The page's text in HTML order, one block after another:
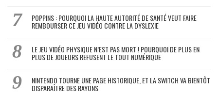
POPPINS : POURQUOI LA HAUTE AUTORITÉ DE SANTÉ VEUT FAIRE
REMBOURSER CE JEU VIDÉO CONTRE LA DYSLEXIE
LE JEU VIDÉO PHYSIQUE N’EST PAS MORT ! POURQUOI DE PLUS EN
PLUS DE JOUEURS REFUSENT LE TOUT NUMÉRIQUE
NINTENDO TOURNE UNE PAGE HISTORIQUE, ET LA SWITCH VA BIENTÔT
DISPARAÎTRE DES RAYONS